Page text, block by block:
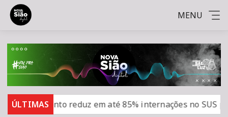
MENU
ÚLTIMAS
Medicamento reduz em até 85% internações no SUS por